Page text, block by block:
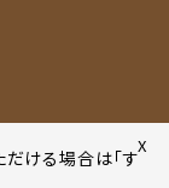
X
ける場合は「す